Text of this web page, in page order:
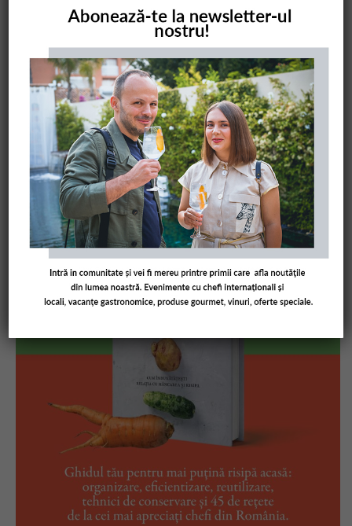
COMANDĂ CARTEA NOASTRĂ